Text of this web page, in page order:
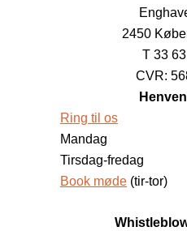
2450
T 33
CVR:
Ring til os
Mandag
Tirsdag-fredag
Book møde (tir-tor)